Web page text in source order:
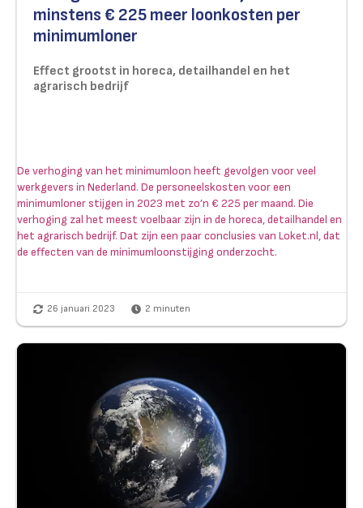
minstens € 225 meer loonkosten per
minimumloner
Effect grootst in horeca, detailhandel en het
agrarisch bedrijf
De verhoging van het minimumloon heeft gevolgen voor veel
werkgevers in Nederland. De personeelskosten voor een
minimumloner stijgen in 2023 met zo’n € 225 per maand. Die
verhoging zal het meest voelbaar zijn in de horeca, detailhandel en
het agrarisch bedrijf. Dat zijn een paar conclusies van Loket.nl, dat
de effecten van de minimumloonstijging onderzocht.
26 januari 2023 2 minuten